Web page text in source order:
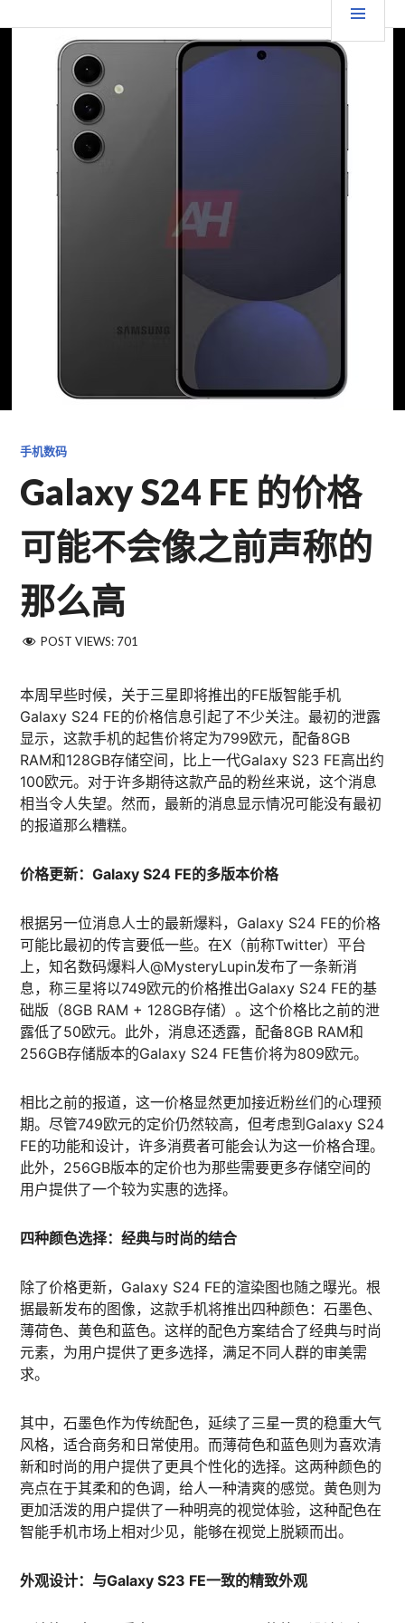
至 TGFC LIFESTYLE
手机数码
Galaxy S24 FE 的价格
可能不会像之前声称的
那么高
POST VIEWS: 701
本周早些时候，关于三星即将推出的FE版智能手机
Galaxy S24 FE的价格信息引起了不少关注。最初的泄露
显示，这款手机的起售价将定为799欧元，配备8GB
RAM和128GB存储空间，比上一代Galaxy S23 FE高出约
100欧元。对于许多期待这款产品的粉丝来说，这个消息
相当令人失望。然而，最新的消息显示情况可能没有最初
的报道那么糟糕。​
价格更新：Galaxy S24 FE的多版本价格
根据另一位消息人士的最新爆料，Galaxy S24 FE的价格
可能比最初的传言要低一些。在X（前称Twitter）平台
上，知名数码爆料人@MysteryLupin发布了一条新消
息，称三星将以749欧元的价格推出Galaxy S24 FE的基
础版（8GB RAM + 128GB存储）。这个价格比之前的泄
露低了50欧元。此外，消息还透露，配备8GB RAM和
256GB存储版本的Galaxy S24 FE售价将为809欧元。
相比之前的报道，这一价格显然更加接近粉丝们的心理预
期。尽管749欧元的定价仍然较高，但考虑到Galaxy S24
FE的功能和设计，许多消费者可能会认为这一价格合理。
此外，256GB版本的定价也为那些需要更多存储空间的
用户提供了一个较为实惠的选择。
四种颜色选择：经典与时尚的结合
除了价格更新，Galaxy S24 FE的渲染图也随之曝光。根
据最新发布的图像，这款手机将推出四种颜色：石墨色、
薄荷色、黄色和蓝色。这样的配色方案结合了经典与时尚
元素，为用户提供了更多选择，满足不同人群的审美需
求。
其中，石墨色作为传统配色，延续了三星一贯的稳重大气
风格，适合商务和日常使用。而薄荷色和蓝色则为喜欢清
新和时尚的用户提供了更具个性化的选择。这两种颜色的
亮点在于其柔和的色调，给人一种清爽的感觉。黄色则为
更加活泼的用户提供了一种明亮的视觉体验，这种配色在
智能手机市场上相对少见，能够在视觉上脱颖而出。
外观设计：与Galaxy S23 FE一致的精致外观